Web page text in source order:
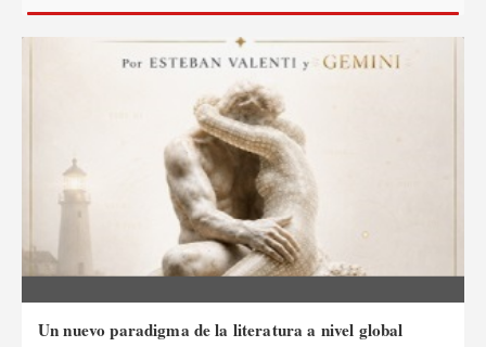
Un nuevo paradigma de la literatura a nivel global